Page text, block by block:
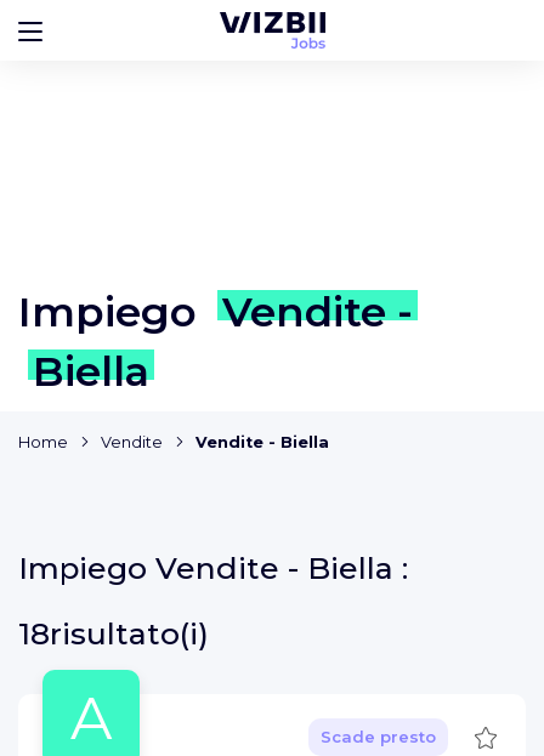
Impiego Vendite -
Biella
Home Vendite Vendite - Biella
Impiego Vendite - Biella :
18risultato(i)
A Scade presto Salva